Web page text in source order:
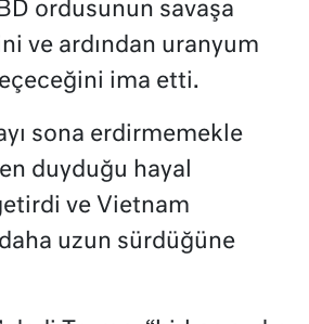
ordusunun savaşa
ve ardından uranyum
ima etti.
sona erdirmemekle
duyduğu hayal
getirdi ve Vietnam
daha uzun sürdüğüne